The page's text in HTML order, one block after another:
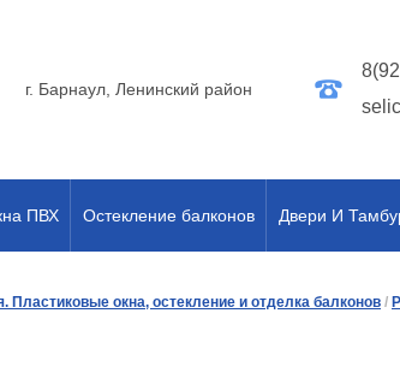
г. Барнаyл, Ленинский район
ПВХ Остекление балконов Двери И
Пластиковые окна, остекление и отделка балконов /